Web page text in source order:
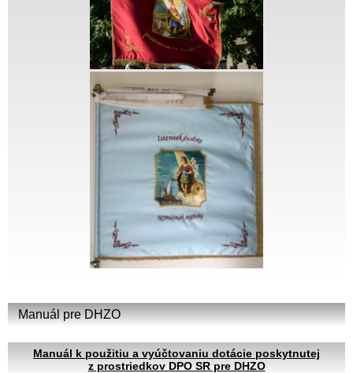
Manuál pre DHZO
Manuál k použitiu a vyúčtovaniu dotácie poskytnutej
z prostriedkov DPO SR pre DHZO